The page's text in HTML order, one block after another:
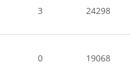
3 24298
0 19068